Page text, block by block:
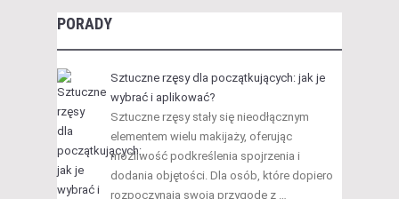
PORADY
Sztuczne rzęsy dla początkujących: jak je
wybrać i aplikować?
Sztuczne rzęsy stały się nieodłącznym
elementem wielu makijaży, oferując
możliwość podkreślenia spojrzenia i
dodania objętości. Dla osób, które dopiero
rozpoczynają swoją przygodę z …